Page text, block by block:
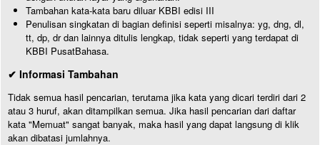
Tambahan kata-kata baru diluar KBBI edisi III
Penulisan singkatan di bagian definisi seperti misalnya: yg, dng, dl,
tt, dp, dr dan lainnya ditulis lengkap, tidak seperti yang terdapat di
KBBI PusatBahasa.
✔ Informasi Tambahan
Tidak semua hasil pencarian, terutama jika kata yang dicari terdiri dari 2
atau 3 huruf, akan ditampilkan semua. Jika hasil pencarian dari daftar
kata "Memuat" sangat banyak, maka hasil yang dapat langsung di klik
akan dibatasi jumlahnya.